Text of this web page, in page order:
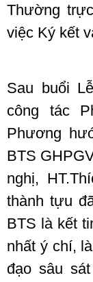
Thường
việc Ký kết
Sau buổi
công tác
Phương
BTS
nghị,
thành tựu
BTS là kết
nhất ý chí,
đạo sâu